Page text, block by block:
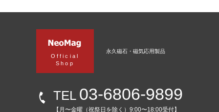
Official
Shop
永久磁石・磁気応用製品
TEL 03-6806-9899
【月〜金曜（祝祭日を除く）9:00〜18:00受付】